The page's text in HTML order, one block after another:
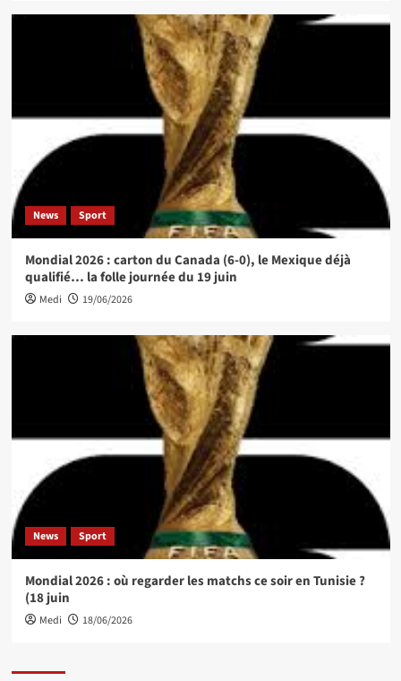
News Sport
Mondial 2026 : carton du Canada (6-0), le Mexique déjà
qualifié… la folle journée du 19 juin
Medi 19/06/2026
News Sport
Mondial 2026 : où regarder les matchs ce soir en Tunisie ?
(18 juin
Medi 18/06/2026